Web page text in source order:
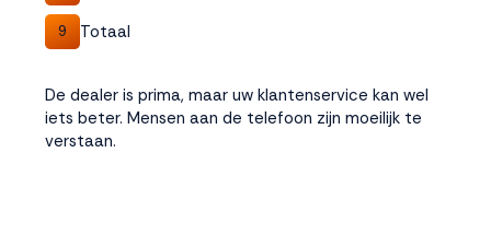
9 Totaal
De dealer is prima, maar uw klantenservice kan wel
iets beter. Mensen aan de telefoon zijn moeilijk te
verstaan.